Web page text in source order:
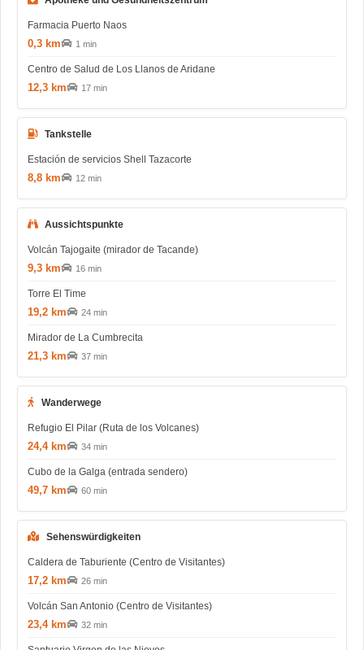
Farmacia Puerto Naos
0,3 km 1 min
Centro de Salud de Los Llanos de Aridane
12,3 km 17 min
Tankstelle
Estación de servicios Shell Tazacorte
8,8 km 12 min
Aussichtspunkte
Volcán Tajogaite (mirador de Tacande)
9,3 km 16 min
Torre El Time
19,2 km 24 min
Mirador de La Cumbrecita
21,3 km 37 min
Wanderwege
Refugio El Pilar (Ruta de los Volcanes)
24,4 km 34 min
Cubo de la Galga (entrada sendero)
49,7 km 60 min
Sehenswürdigkeiten
Caldera de Taburiente (Centro de Visitantes)
17,2 km 26 min
Volcán San Antonio (Centro de Visitantes)
23,4 km 32 min